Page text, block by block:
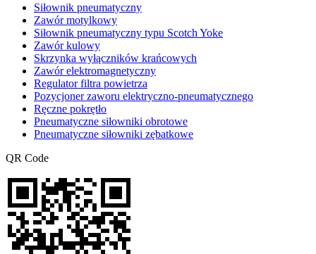
Siłownik pneumatyczny
Zawór motylkowy
Siłownik pneumatyczny typu Scotch Yoke
Zawór kulowy
Skrzynka wyłączników krańcowych
Zawór elektromagnetyczny
Regulator filtra powietrza
Pozycjoner zaworu elektryczno-pneumatycznego
Ręczne pokrętło
Pneumatyczne siłowniki obrotowe
Pneumatyczne siłowniki zębatkowe
QR Code